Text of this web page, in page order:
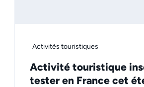
Activités touristiques
Activité touristique
tester en France cet